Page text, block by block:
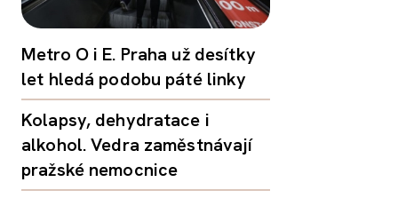
Metro O i E. Praha už desítky
let hledá podobu páté linky
Kolapsy, dehydratace i
alkohol. Vedra zaměstnávají
pražské nemocnice